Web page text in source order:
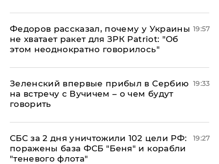
Федоров рассказал, почему у Украины
не хватает ракет для ЗРК Patriot: "Об
этом неоднократно говорилось"
19:57
Зеленский впервые прибыл в Сербию
на встречу с Вучичем – о чем будут
говорить
19:33
СБС за 2 дня уничтожили 102 цели РФ:
поражены база ФСБ "Беня" и корабли
"теневого флота"
19:27